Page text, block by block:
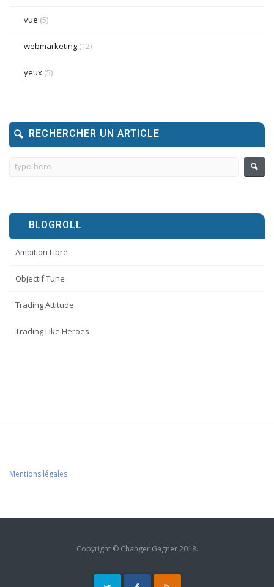
vue (5)
webmarketing (12)
yeux (5)
RECHERCHER UN ARTICLE
BLOGROLL
Ambition Libre
Objectif Tune
Trading Attitude
Trading Like Heroes
Mentions légales
Copyright © Changer Gagner 2018.